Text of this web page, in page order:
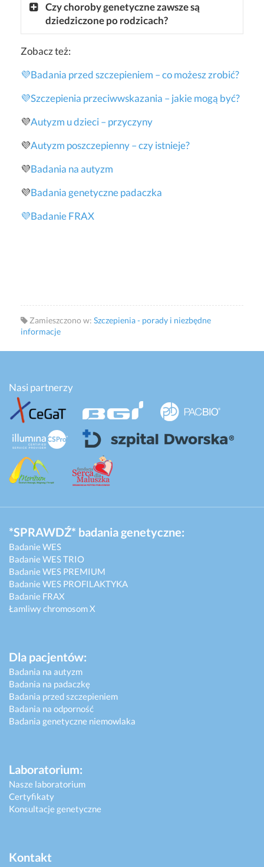
Czy choroby genetyczne zawsze są
dziedziczone po rodzicach?
Zobacz też:
💜Badania przed szczepieniem – co możesz zrobić?
💜Szczepienia przeciwwskazania – jakie mogą być?
💜Autyzm u dzieci – przyczyny
💜Autyzm poszczepienny – czy istnieje?
💜Badania na autyzm
💜Badania genetyczne padaczka
💜Badanie FRAX
Zamieszczono w: Szczepienia - porady i niezbędne
informacje
Nasi partnerzy
*SPRAWDŹ* badania genetyczne:
Badanie WES
Badanie WES TRIO
Badanie WES PREMIUM
Badanie WES PROFILAKTYKA
Badanie FRAX
Łamliwy chromosom X
Dla pacjentów:
Badania na autyzm
Badania na padaczkę
Badania przed szczepieniem
Badania na odporność
Badania genetyczne niemowlaka
Laboratorium:
Nasze laboratorium
Certyfikaty
Konsultacje genetyczne
Kontakt